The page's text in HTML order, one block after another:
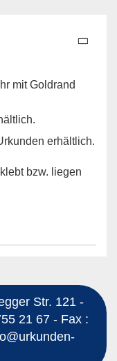
mit Goldrand
erhältlich.
bzw. liegen
Str. 121 -
21 67 - Fax :